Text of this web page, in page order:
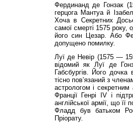
Фердинанд де Гонзак
герцога Мантуа й
Хоча в Секретних
самої смерті 1575
його син Цезар. Або
допущено помилку.
Луї де Невір (1575 —
відомий як Луї де
Габсбургів. Його
тісно пов’язаний з
астрологом і
Франції Генрі IV і
англійської армії, що
Фладд був батьком
Пріорату.